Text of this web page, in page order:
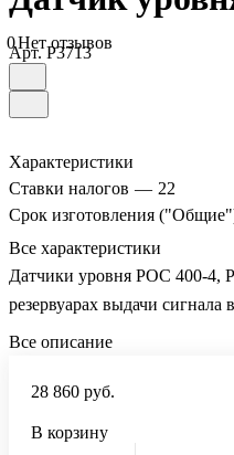
0Нет отзывов
Арт.P3713
Характеристики
Ставки налогов — 22
Срок изготовления
Все характеристики
Датчики уровня РОС 400-4,
резервуарах выдачи
Все описание
28 860 руб.
В корзину